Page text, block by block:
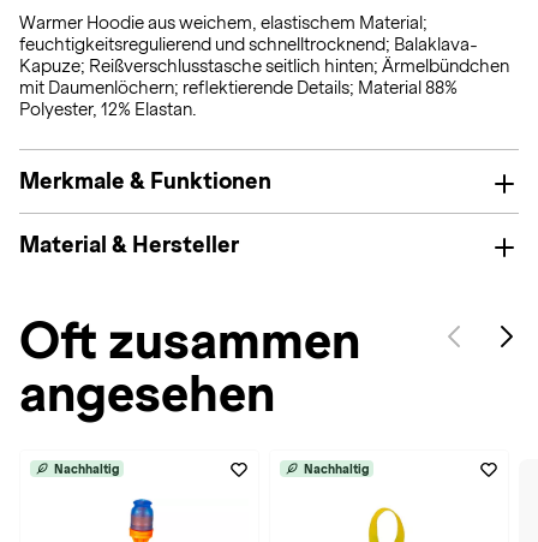
Warmer Hoodie aus weichem, elastischem Material;
feuchtigkeitsregulierend und schnelltrocknend; Balaklava-
Kapuze; Reißverschlusstasche seitlich hinten; Ärmelbündchen
mit Daumenlöchern; reflektierende Details; Material 88%
Polyester, 12% Elastan.
Merkmale & Funktionen
Material & Hersteller
Oft zusammen
angesehen
Nachhaltig Nachhaltig